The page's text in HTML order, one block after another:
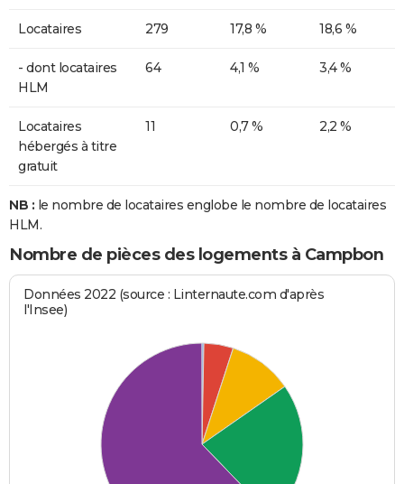
Locataires 279 17,8 % 18,6 %
- dont locataires
HLM
64 4,1 % 3,4 %
Locataires
hébergés à titre
gratuit
11 0,7 % 2,2 %
NB : le nombre de locataires englobe le nombre de locataires
HLM.
Nombre de pièces des logements à Campbon
Données 2022 (source : Linternaute.com d'après
l'Insee)